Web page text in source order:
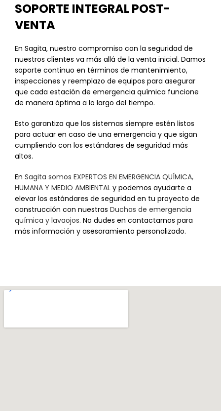
SOPORTE INTEGRAL POST-
VENTA
En Sagita, nuestro compromiso con la seguridad de
nuestros clientes va más allá de la venta inicial. Damos
soporte continuo en términos de mantenimiento,
inspecciones y reemplazo de equipos para asegurar
que cada estación de emergencia química funcione
de manera óptima a lo largo del tiempo.
Esto garantiza que los sistemas siempre estén listos
para actuar en caso de una emergencia y que sigan
cumpliendo con los estándares de seguridad más
altos.
En Sagita somos EXPERTOS EN EMERGENCIA QUÍMICA,
HUMANA Y MEDIO AMBIENTAL y podemos ayudarte a
elevar los estándares de seguridad en tu proyecto de
construcción con nuestras Duchas de emergencia
química y lavaojos. No dudes en contactarnos para
más información y asesoramiento personalizado.